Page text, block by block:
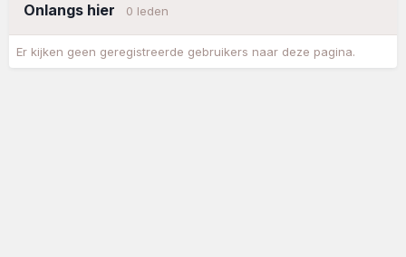
Onlangs hier 0 leden
Er kijken geen geregistreerde gebruikers naar deze pagina.